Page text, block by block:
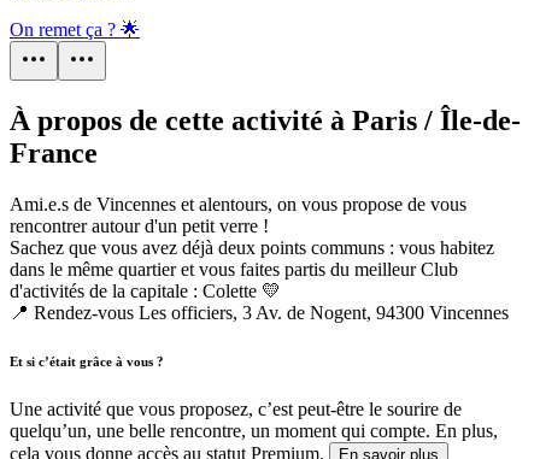
On remet ça ? 🌟
À propos de cette activité à Paris / Île-de-
France
Ami.e.s de Vincennes et alentours, on vous propose de vous
rencontrer autour d'un petit verre !
Sachez que vous avez déjà deux points communs : vous habitez
dans le même quartier et vous faites partis du meilleur Club
d'activités de la capitale : Colette 💛
📍 Rendez-vous Les officiers, 3 Av. de Nogent, 94300 Vincennes
Et si c’était grâce à vous ?
Une activité que vous proposez, c’est peut-être le sourire de
quelqu’un, une belle rencontre, un moment qui compte. En plus,
cela vous donne accès au statut Premium.
En savoir plus